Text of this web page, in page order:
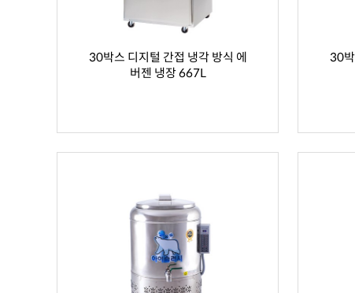
30박스 디지털 간접 냉각 방식 에
버젠 냉장 667L
30